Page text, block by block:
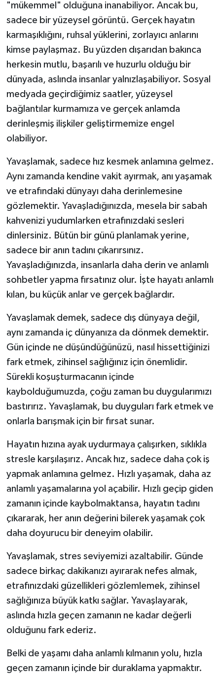
"mükemmel" olduğuna inanabiliyor. Ancak bu,
sadece bir yüzeysel görüntü. Gerçek hayatın
karmaşıklığını, ruhsal yüklerini, zorlayıcı anlarını
kimse paylaşmaz. Bu yüzden dışarıdan bakınca
herkesin mutlu, başarılı ve huzurlu olduğu bir
dünyada, aslında insanlar yalnızlaşabiliyor. Sosyal
medyada geçirdiğimiz saatler, yüzeysel
bağlantılar kurmamıza ve gerçek anlamda
derinleşmiş ilişkiler geliştirmemize engel
olabiliyor.
Yavaşlamak, sadece hız kesmek anlamına gelmez.
Aynı zamanda kendine vakit ayırmak, anı yaşamak
ve etrafındaki dünyayı daha derinlemesine
gözlemektir. Yavaşladığınızda, mesela bir sabah
kahvenizi yudumlarken etrafınızdaki sesleri
dinlersiniz. Bütün bir günü planlamak yerine,
sadece bir anın tadını çıkarırsınız.
Yavaşladığınızda, insanlarla daha derin ve anlamlı
sohbetler yapma fırsatınız olur. İşte hayatı anlamlı
kılan, bu küçük anlar ve gerçek bağlardır.
Yavaşlamak demek, sadece dış dünyaya değil,
aynı zamanda iç dünyanıza da dönmek demektir.
Gün içinde ne düşündüğünüzü, nasıl hissettiğinizi
fark etmek, zihinsel sağlığınız için önemlidir.
Sürekli koşuşturmacanın içinde
kaybolduğumuzda, çoğu zaman bu duygularımızı
bastırırız. Yavaşlamak, bu duyguları fark etmek ve
onlarla barışmak için bir fırsat sunar.
Hayatın hızına ayak uydurmaya çalışırken, sıklıkla
stresle karşılaşırız. Ancak hız, sadece daha çok iş
yapmak anlamına gelmez. Hızlı yaşamak, daha az
anlamlı yaşamalarına yol açabilir. Hızlı geçip giden
zamanın içinde kaybolmaktansa, hayatın tadını
çıkararak, her anın değerini bilerek yaşamak çok
daha doyurucu bir deneyim olabilir.
Yavaşlamak, stres seviyemizi azaltabilir. Günde
sadece birkaç dakikanızı ayırarak nefes almak,
etrafınızdaki güzellikleri gözlemlemek, zihinsel
sağlığınıza büyük katkı sağlar. Yavaşlayarak,
aslında hızla geçen zamanın ne kadar değerli
olduğunu fark ederiz.
Belki de yaşamı daha anlamlı kılmanın yolu, hızla
geçen zamanın içinde bir duraklama yapmaktır.